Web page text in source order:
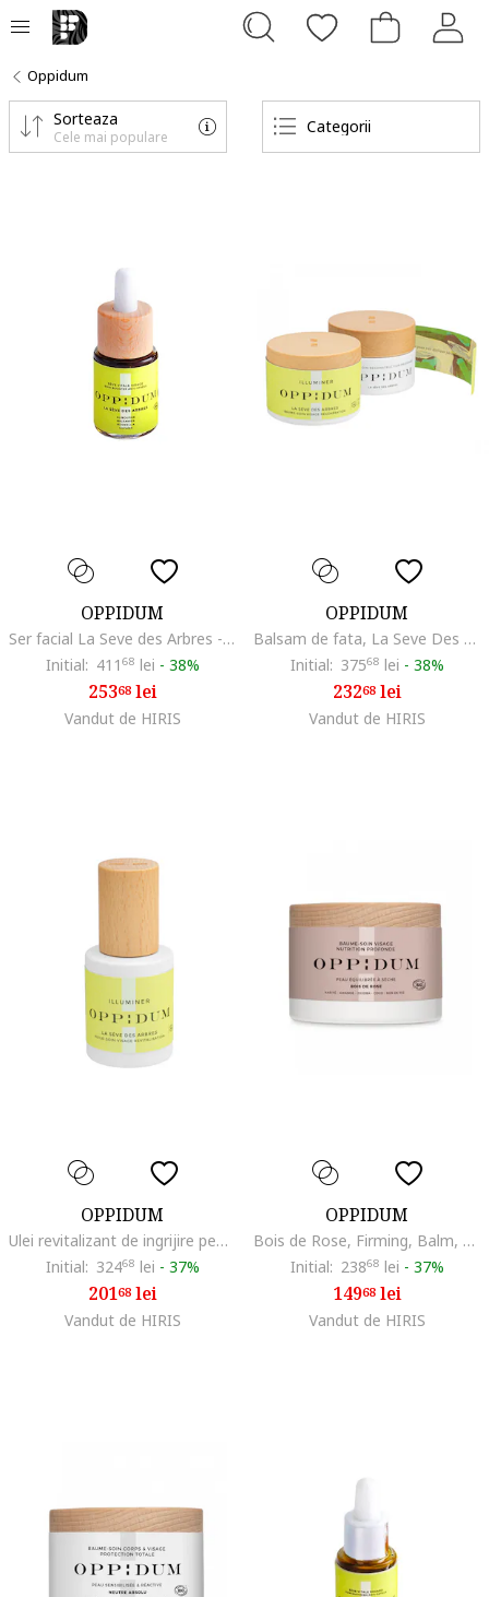
Oppidum
Categorii
Sorteaza
Cele mai populare
OPPIDUM
Ser facial La Seve des Arbres - Tratament Anti-Stres Booster, 15 ml
Initial: 411 68 lei - 38%
25368lei
Vandut de HIRIS
OPPIDUM
Balsam de fata, La Seve Des Arbres, Regenerare, 50 ml
Initial: 37568 lei - 38%
23268lei
Vandut de HIRIS
OPPIDUM
Ulei revitalizant de ingrijire pentru zi La Seve des Arbres, 50 ml
Initial: 32468 lei - 37%
20168lei
Vandut de HIRIS
OPPIDUM
Bois de Rose, Firming, Balm, For Face, 50 ml
Initial: 23868 lei - 37%
14968lei
Vandut de HIRIS